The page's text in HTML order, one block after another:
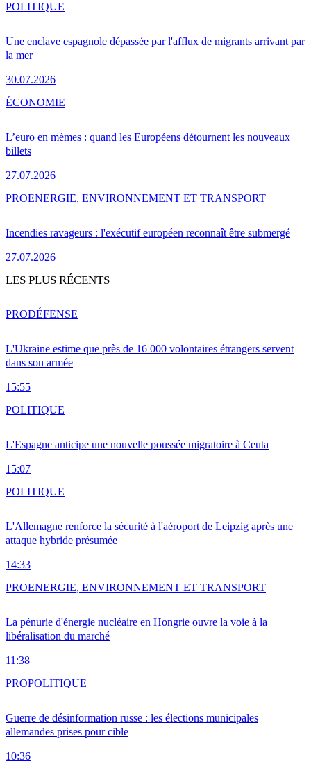
Une enclave espagnole dépassée par l'afflux de migrants arrivant par
la mer
30.07.2026
POLITIQUE
L’euro en mèmes : quand les Européens détournent les nouveaux
billets
27.07.2026
ÉCONOMIE
Incendies ravageurs : l'exécutif européen reconnaît être submergé
27.07.2026
PROENERGIE, ENVIRONNEMENT ET TRANSPORT
LES PLUS RÉCENTS
L'Ukraine estime que près de 16 000 volontaires étrangers servent
dans son armée
15:55
PRODÉFENSE
L'Espagne anticipe une nouvelle poussée migratoire à Ceuta
15:07
POLITIQUE
L'Allemagne renforce la sécurité à l'aéroport de Leipzig après une
attaque hybride présumée
14:33
POLITIQUE
La pénurie d'énergie nucléaire en Hongrie ouvre la voie à la
libéralisation du marché
11:38
PROENERGIE, ENVIRONNEMENT ET TRANSPORT
Guerre de désinformation russe : les élections municipales
allemandes prises pour cible
10:36
PROPOLITIQUE